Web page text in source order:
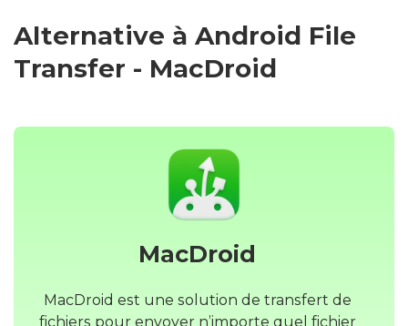
Alternative à Android File
Transfer - MacDroid
MacDroid
MacDroid est une solution de transfert de
fichiers pour envoyer n’importe quel fichier